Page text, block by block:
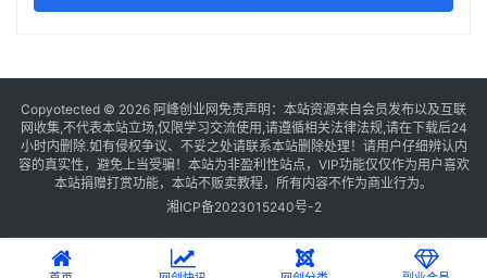
Copyotected © 2026 阿峰创业网 免责声明：本站资源来自会员发布以及互联
网收集,不代表本站立场,仅限学习交流使用,请遵循相关法律法规,请在下载后24
小时内删除.如有侵权争议、不妥之处请联系本站删除处理！请用户仔细辨认内
容的真实性，避免上当受骗！本站为非盈利性站点，VIP功能仅仅作为用户喜欢
本站捐赠打赏功能，本站不贩卖教程，所有内容不作为商业行为。
湘ICP备2023015240号-2